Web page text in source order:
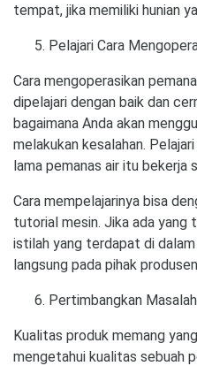
tempat, jika memiliki hunian
Pelajari Cara
Cara mengoperasikan
dipelajari dengan baik dan
bagaimana Anda akan
melakukan kesalahan.
lama pemanas air itu bekerja
Cara mempelajarinya bisa
tutorial mesin. Jika ada yang
istilah yang terdapat di
langsung pada pihak
Pertimbangkan
Kualitas produk memang
mengetahui kualitas sebuah